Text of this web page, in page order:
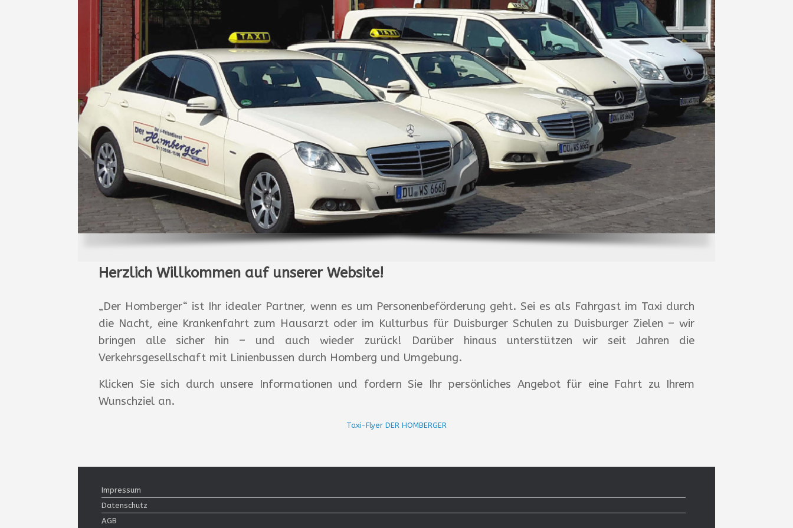
Herzlich Willkommen auf unserer Website!
„Der Homberger“ ist Ihr idealer Partner, wenn es um Personenbeförderung geht. Sei es als Fahrgast im Taxi durch
die Nacht, eine Krankenfahrt zum Hausarzt oder im Kulturbus für Duisburger Schulen zu Duisburger Zielen – wir
bringen alle sicher hin – und auch wieder zurück! Darüber hinaus unterstützen wir seit Jahren die
Verkehrsgesellschaft mit Linienbussen durch Homberg und Umgebung.
Klicken Sie sich durch unsere Informationen und fordern Sie Ihr persönliches Angebot für eine Fahrt zu Ihrem
Wunschziel an.
Taxi-Flyer DER HOMBERGER
Impressum
Datenschutz
AGB